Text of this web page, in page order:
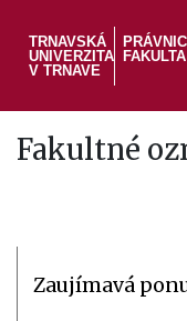
hlavný
TRNAVSKÁ
UNIVERZITA
V TRNAVE
FAKULTA
Fakultné
Zaujímavá